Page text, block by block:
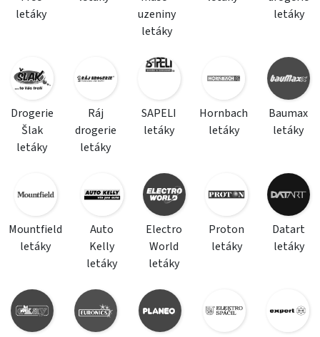
letáky
uzeniny
letáky
letáky
Drogerie
Šlak
letáky
Ráj
drogerie
letáky
SAPELI
letáky
Hornbach
letáky
Baumax
letáky
Mountfield
letáky
Auto
Kelly
letáky
Electro
World
letáky
Proton
letáky
Datart
letáky